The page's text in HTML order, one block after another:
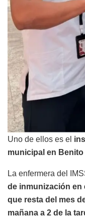
Uno de ellos es el
municipal en Benito
La enfermera del
de inmunización en
que resta del mes
mañana a 2 de la